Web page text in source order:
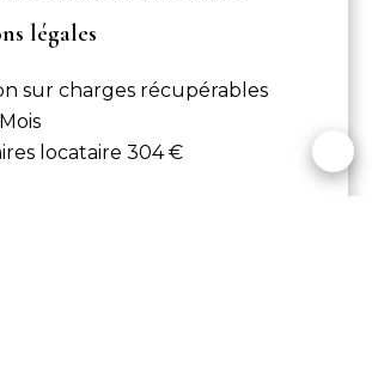
légales
sur charges récupérables
locataire 304 €